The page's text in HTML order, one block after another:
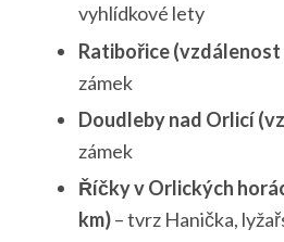
vyhlídkové lety
Ratibořice (vzdálenost
zámek
Doudleby nad Orlicí
zámek
Říčky v Orlických
km)– tvrz Hanička,